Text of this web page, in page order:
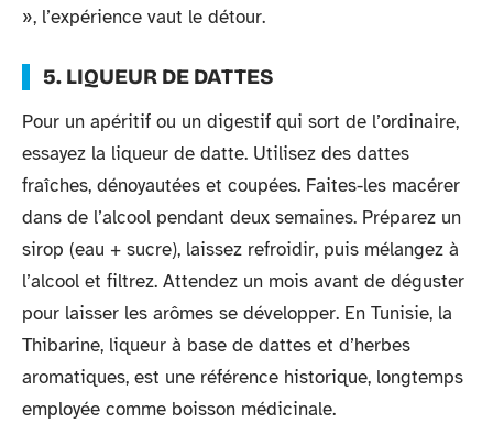
», l’expérience vaut le détour.
5. LIQUEUR DE DATTES
Pour un apéritif ou un digestif qui sort de l’ordinaire,
essayez la liqueur de datte. Utilisez des dattes
fraîches, dénoyautées et coupées. Faites-les macérer
dans de l’alcool pendant deux semaines. Préparez un
sirop (eau + sucre), laissez refroidir, puis mélangez à
l’alcool et filtrez. Attendez un mois avant de déguster
pour laisser les arômes se développer. En Tunisie, la
Thibarine, liqueur à base de dattes et d’herbes
aromatiques, est une référence historique, longtemps
employée comme boisson médicinale.